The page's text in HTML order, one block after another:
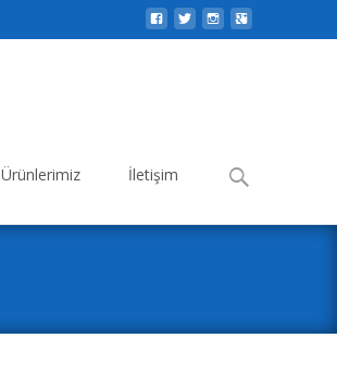
Ürünlerimiz İletişim
Search